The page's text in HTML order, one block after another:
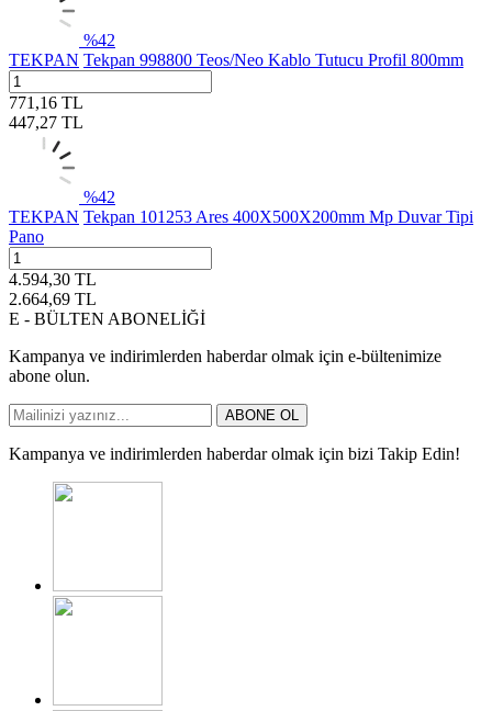
%42
TEKPAN Tekpan 998800 Teos/Neo Kablo Tutucu Profil 800mm
771,16 TL
447,27 TL
%42
TEKPAN Tekpan 101253 Ares 400X500X200mm Mp Duvar Tipi
Pano
4.594,30 TL
2.664,69 TL
E - BÜLTEN ABONELİĞİ
Kampanya ve indirimlerden haberdar olmak için e-bültenimize
abone olun.
ABONE OL
Kampanya ve indirimlerden haberdar olmak için bizi Takip Edin!